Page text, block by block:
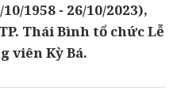
1958 - 26/10/2023),
Thái Bình tổ chức Lễ
viên Kỳ Bá.